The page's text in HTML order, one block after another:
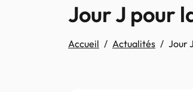
Jour J pour
Accueil Actualités Jour